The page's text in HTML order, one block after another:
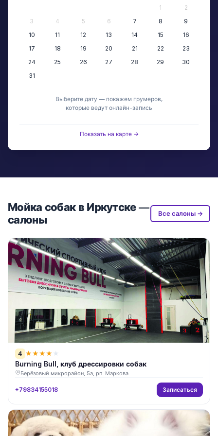
1
2
3
4 5 6 7 8
9
10
11 12 13 14 15
16
17
18 19 20 21 22
23
24
25 26 27 28 29
30
31
Выберите дату — покажем грумеров,
которые ведут онлайн-запись
Показать на карте →
Мойка собак в Иркутске —
салоны
Все салоны →
4 ★★★★ ★
Burning Bull, клуб дрессировки собак
Берёзовый микрорайон, 5а, рп. Маркова
+79834155018 Записаться